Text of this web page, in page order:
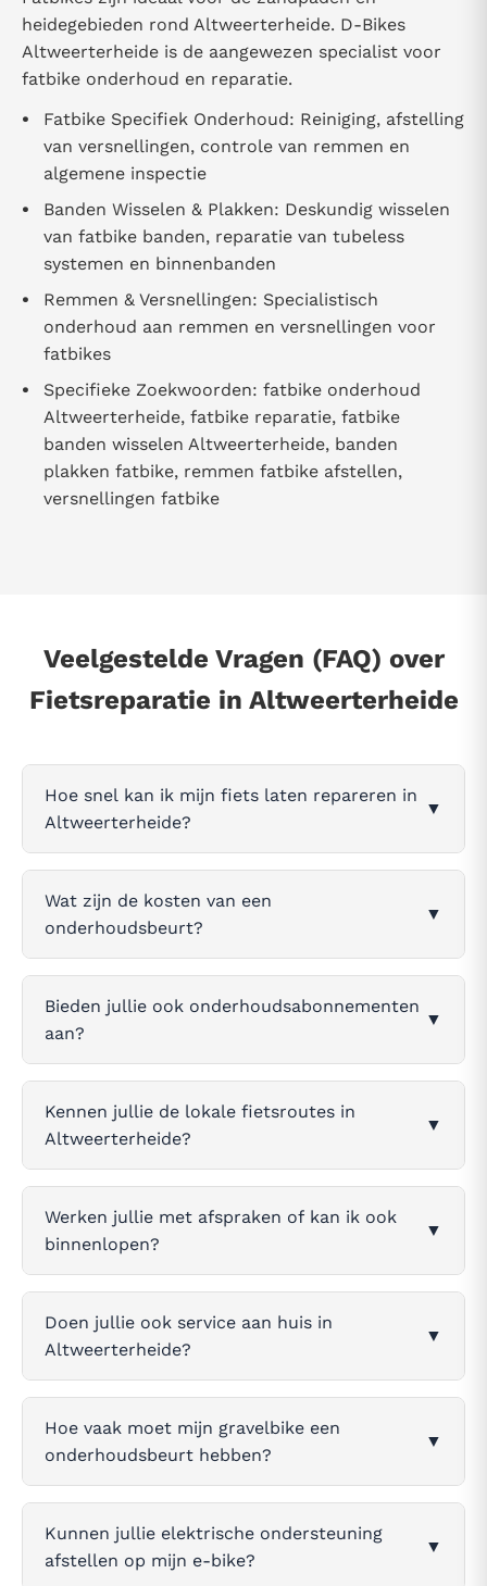
heidegebieden rond Altweerterheide. D-Bikes
Altweerterheide is de aangewezen specialist voor
fatbike onderhoud en reparatie.
Fatbike Specifiek Onderhoud: Reiniging, afstelling
van versnellingen, controle van remmen en
algemene inspectie
Banden Wisselen & Plakken: Deskundig wisselen
van fatbike banden, reparatie van tubeless
systemen en binnenbanden
Remmen & Versnellingen: Specialistisch
onderhoud aan remmen en versnellingen voor
fatbikes
Specifieke Zoekwoorden: fatbike onderhoud
Altweerterheide, fatbike reparatie, fatbike
banden wisselen Altweerterheide, banden
plakken fatbike, remmen fatbike afstellen,
versnellingen fatbike
Veelgestelde Vragen (FAQ) over
Fietsreparatie in Altweerterheide
Hoe snel kan ik mijn fiets laten repareren in
Altweerterheide?
▼
Wat zijn de kosten van een
onderhoudsbeurt?
▼
Bieden jullie ook onderhoudsabonnementen
aan?
▼
Kennen jullie de lokale fietsroutes in
Altweerterheide?
▼
Werken jullie met afspraken of kan ik ook
binnenlopen?
▼
Doen jullie ook service aan huis in
Altweerterheide?
▼
Hoe vaak moet mijn gravelbike een
onderhoudsbeurt hebben?
▼
Kunnen jullie elektrische ondersteuning
afstellen op mijn e-bike?
▼